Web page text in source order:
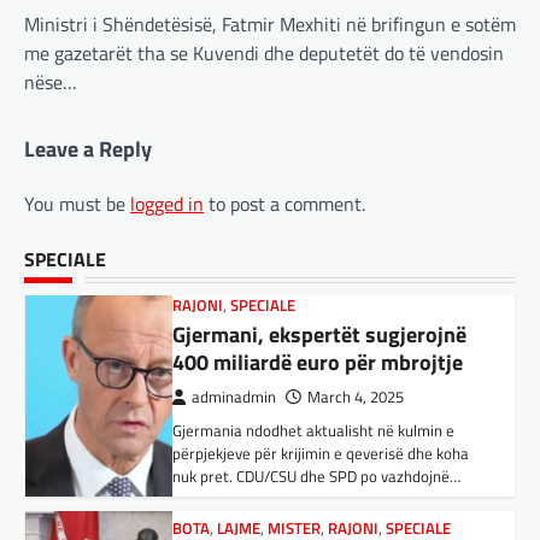
Ministri i Shëndetësisë, Fatmir Mexhiti në brifingun e sotëm
me gazetarët tha se Kuvendi dhe deputetët do të vendosin
nëse…
Leave a Reply
You must be logged in to post a comment.
SPECIALE
Gjermani, ekspertët sugjerojnë
400 miliardë euro për mbrojtje
ndërprerjes së ndihmës
ushtarake për Ukrainën nga
Trump
adminadmin March 4, 2025
Pas takimit të liderëve evropianë në Londër,
francezët dhe britanikët kanë hartuar një
plan paqeje për luftën në Ukrainë, të…
MË TË FUNDIT,MISTER,RAJONI,SPECIALE
inteligjencës artificiale (AI). Përparimi i
aplikacionit kinez…
kanë shkundur Europën
Nga Preç Zogaj Me rikthimin e bujshëm në
Shtëpinë e Bardhë, Presidenti Tramp po e
trondit status-quonë ndërkombëtare të
miqësive,…
FUN,KULTURË, LAJME,MISTER,OPINIONE
SPECIALE
Kuvendi i Lezhës dhe konteksti
aktual gjeopolitik i shqiptarëve